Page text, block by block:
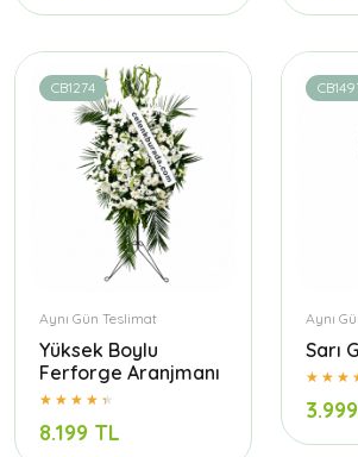
CB1274
Aynı Gün Teslimat
Yüksek Boylu
Ferforge Aranjmanı
8.199 TL
Aynı
Sarı